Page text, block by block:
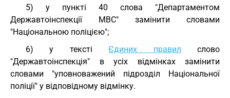
5) у пункті 40 слова "Департаментом
Державтоінспекції МВС" замінити словами
"Національною поліцією";
6) у тексті Єдиних правил слово
"Державтоінспекція" в усіх відмінках замінити
словами "уповноважений підрозділ Національної
поліції" у відповідному відмінку.